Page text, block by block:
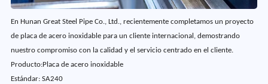
En Hunan Great Steel Pipe Co., Ltd., recientemente completamos un proyecto
de placa de acero inoxidable para un cliente internacional, demostrando
nuestro compromiso con la calidad y el servicio centrado en el cliente.
Producto:Placa de acero inoxidable
Estándar: SA240